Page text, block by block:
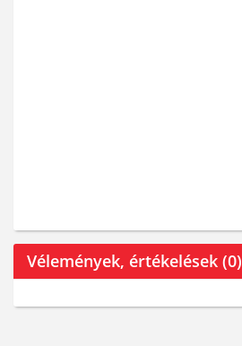
Vélemények, értékelések (0)